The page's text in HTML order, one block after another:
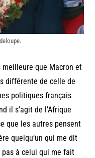
meilleure que Macron et
différente de celle de
politiques français
il s’agit de l’Afrique
que les autres pensent
quelqu’un qui me dit
à celui qui me fait